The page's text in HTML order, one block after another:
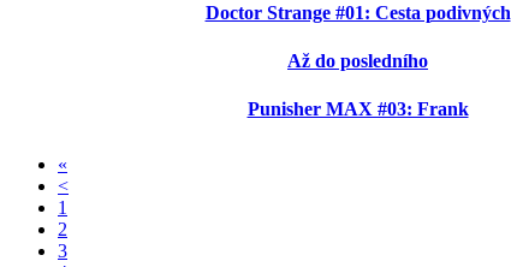
Doctor Strange #01: Cesta podivných
Až do posledního
Punisher MAX #03: Frank
«
<
1
2
3